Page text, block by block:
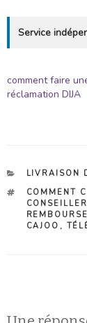
Service
comment faire
réclamation DIJA
LIVRAISON
ÉTIQUETTES
COMMENT
CAJOO ,